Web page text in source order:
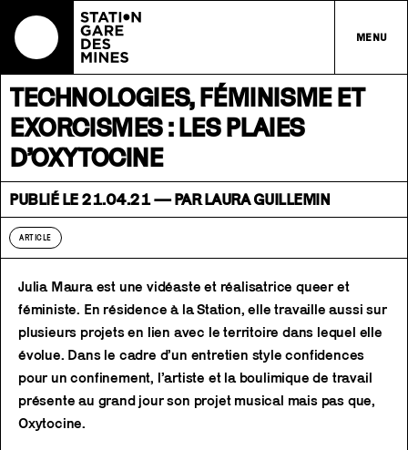
MENU
TECHNOLOGIES, FÉMINISME ET
EXORCISMES : LES PLAIES
D’OXYTOCINE
PUBLIÉ LE 21.04.21 — PAR LAURA GUILLEMIN
ARTICLE
Julia Maura est une vidéaste et réalisatrice queer et
féministe. En résidence à la Station, elle travaille aussi sur
plusieurs projets en lien avec le territoire dans lequel elle
évolue. Dans le cadre d’un entretien style confidences
pour un confinement, l’artiste et la boulimique de travail
présente au grand jour son projet musical mais pas que,
Oxytocine.